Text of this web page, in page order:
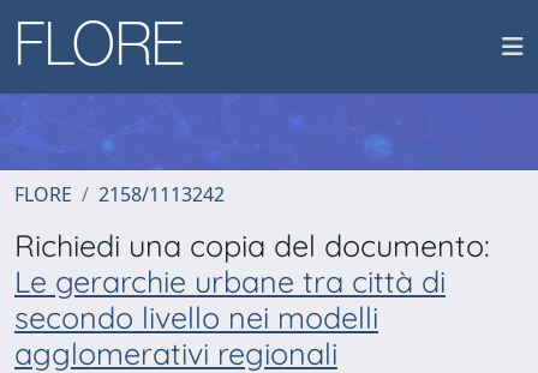
FLORE 2158/1113242
Richiedi una copia del documento:
Le gerarchie urbane tra città di
secondo livello nei modelli
agglomerativi regionali